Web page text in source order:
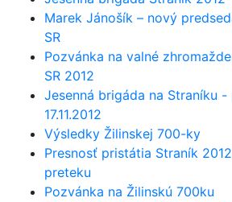
Marek Jánošík – nový
SR
Pozvánka na valné
SR 2012
Jesenná brigáda na Straníku -
17.11.2012
Výsledky Žilinskej 700-ky
Presnosť pristátia Straník
preteku
Pozvánka na Žilinskú 700ku